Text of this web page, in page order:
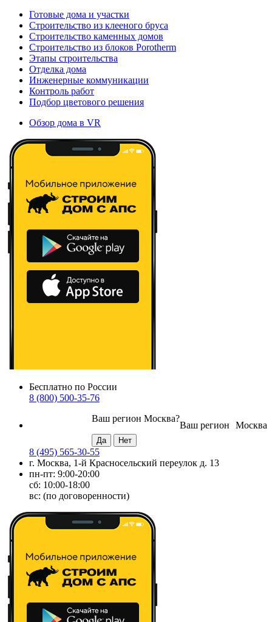
Готовые дома и участки
Строительство из клееного бруса
Строительство каменных домов
Строительство из блоков Porotherm
Этапы строительства
Отделка дома
Инженерные коммуникации
Контроль работ
Подбор цветового решения
Обзор дома в VR
Бесплатно по России
8 (800) 500-35-76
Москва
Ваш регион
Ваш регион Москва?
8 (495) 565-30-55
г. Москва, 1-й Красносельский переулок д. 13
пн-пт: 9:00-20:00
сб: 10:00-18:00
вс: (по договоренности)